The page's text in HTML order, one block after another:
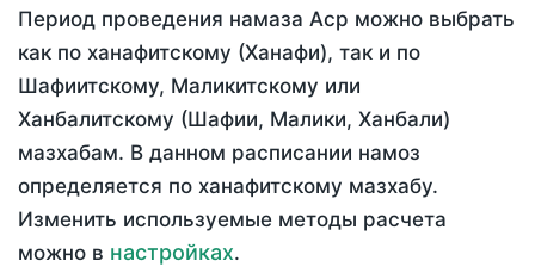
Период проведения намаза Аср можно выбрать
как по ханафитскому (Ханафи), так и по
Шафиитскому, Маликитскому или
Ханбалитскому (Шафии, Малики, Ханбали)
мазхабам. В данном расписании намоз
определяется по ханафитскому мазхабу.
Изменить используемые методы расчета
можно в настройках.